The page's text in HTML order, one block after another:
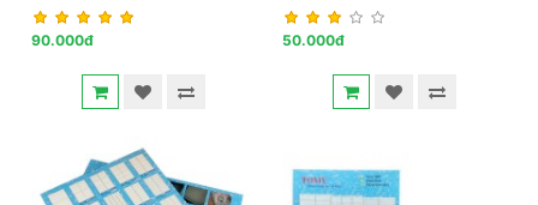
90.000đ 50.000đ